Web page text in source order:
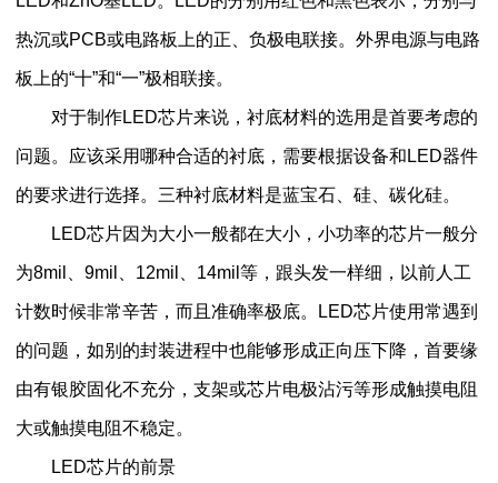
热沉或PCB或电路板上的正、负极电联接。外界电源与电路
板上的“十”和“一”极相联接。
对于制作LED芯片来说，衬底材料的选用是首要考虑的
问题。应该采用哪种合适的衬底，需要根据设备和LED器件
的要求进行选择。三种衬底材料是蓝宝石、硅、碳化硅。
LED芯片因为大小一般都在大小，小功率的芯片一般分
为8mil、9mil、12mil、14mil等，跟头发一样细，以前人工
计数时候非常辛苦，而且准确率极底。LED芯片使用常遇到
的问题，如别的封装进程中也能够形成正向压下降，首要缘
由有银胶固化不充分，支架或芯片电极沾污等形成触摸电阻
大或触摸电阻不稳定。
LED芯片的前景